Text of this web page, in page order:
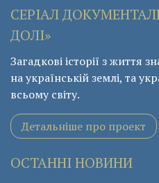
СЕРІАЛ
ДОЛІ»
Загадкові історії з життя
на українській землі, та
всьому світу.
Детальніше про проект
ОСТАННІ НОВИНИ